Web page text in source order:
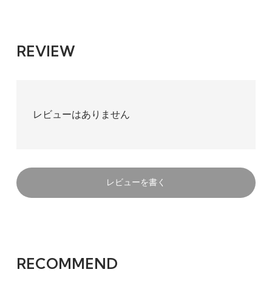
REVIEW
レビューはありません
レビューを書く
RECOMMEND